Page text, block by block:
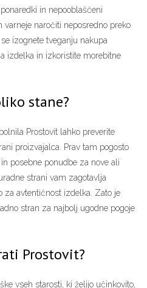
in nepooblaščeni
varneje naročiti neposredno preko
izognete tveganju nakupa
izdelka in izkoristite morebitne
stane?
Prostovit lahko preverite
proizvajalca. Prav tam pogosto
posebne ponudbe za nove ali
strani vam zagotavlja
za avtentičnost izdelka. Zato je
stran za najbolj ugodne pogoje
Prostovit?
vseh starosti, ki želijo učinkovito,